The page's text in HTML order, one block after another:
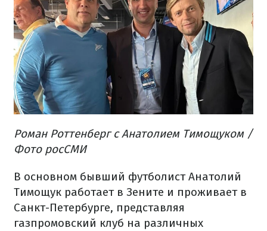
Роман Роттенберг с Анатолием Тимощуком /
Фото росСМИ
В основном бывший футболист Анатолий
Тимощук работает в Зените и проживает в
Санкт-Петербурге, представляя
газпромовский клуб на различных